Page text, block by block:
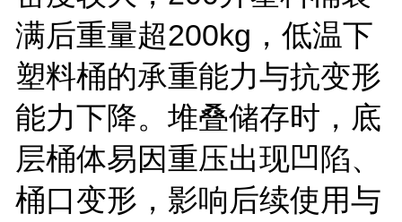
满后重量超200kg ，低温下
塑料桶的承重能力与抗变形
能力下降。堆叠储存时，底
层桶体易因重压出现凹陷、
桶口变形，影响后续使用与